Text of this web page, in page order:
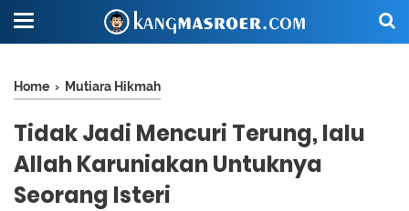
Home › Mutiara Hikmah
Tidak Jadi Mencuri Terung, lalu
Allah Karuniakan Untuknya
Seorang Isteri